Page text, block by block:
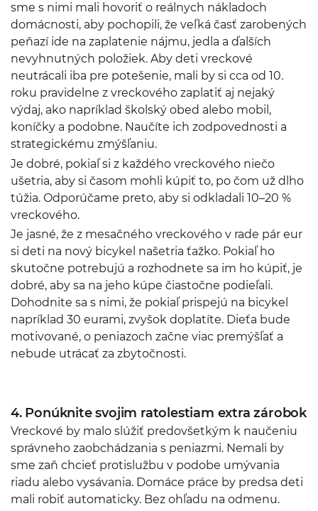
sme s nimi mali hovoriť o reálnych nákladoch
domácnosti, aby pochopili, že veľká časť zarobených
peňazí ide na zaplatenie nájmu, jedla a ďalších
nevyhnutných položiek. Aby deti vreckové
neutrácali iba pre potešenie, mali by si cca od 10.
roku pravidelne z vreckového zaplatiť aj nejaký
výdaj, ako napríklad školský obed alebo mobil,
koníčky a podobne. Naučíte ich zodpovednosti a
strategickému zmýšľaniu.
Je dobré, pokiaľ si z každého vreckového niečo
ušetria, aby si časom mohli kúpiť to, po čom už dlho
túžia. Odporúčame preto, aby si odkladali 10–20 %
vreckového.
Je jasné, že z mesačného vreckového v rade pár eur
si deti na nový bicykel našetria ťažko. Pokiaľ ho
skutočne potrebujú a rozhodnete sa im ho kúpiť, je
dobré, aby sa na jeho kúpe čiastočne podieľali.
Dohodnite sa s nimi, že pokiaľ prispejú na bicykel
napríklad 30 eurami, zvyšok doplatíte. Dieťa bude
motivované, o peniazoch začne viac premýšľať a
nebude utrácať za zbytočnosti.
4. Ponúknite svojim ratolestiam extra zárobok
Vreckové by malo slúžiť predovšetkým k naučeniu
správneho zaobchádzania s peniazmi. Nemali by
sme zaň chcieť protislužbu v podobe umývania
riadu alebo vysávania. Domáce práce by predsa deti
mali robiť automaticky. Bez ohľadu na odmenu.